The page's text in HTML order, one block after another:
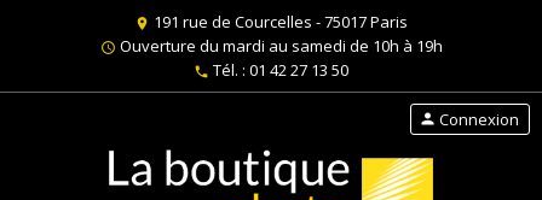
location_on 191 rue de Courcelles - 75017 Paris
schedule Ouverture du mardi au samedi de 10h à 19h
phone Tél. : 01 42 27 13 50
person Connexion